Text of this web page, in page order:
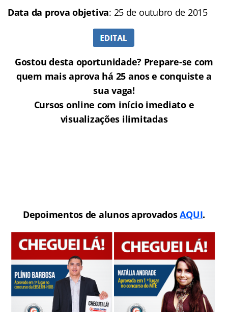
Data da prova objetiva: 25 de outubro de 2015
Gostou desta oportunidade? Prepare-se com
quem mais aprova há 25 anos e conquiste a
sua vaga!
Cursos online com início imediato e
visualizações ilimitadas
Depoimentos de alunos aprovadosAQUI.